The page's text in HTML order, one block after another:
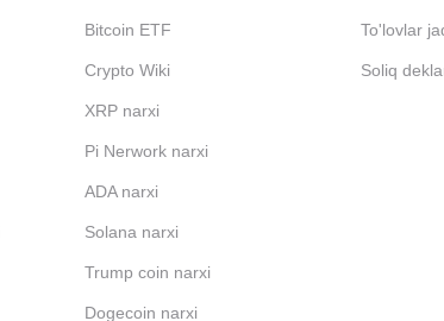
Bitcoin ETF
Crypto Wiki
XRP narxi
Pi Nerwork narxi
ADA narxi
Solana narxi
Trump coin narxi
Dogecoin narxi
To'lovlar
Soliq